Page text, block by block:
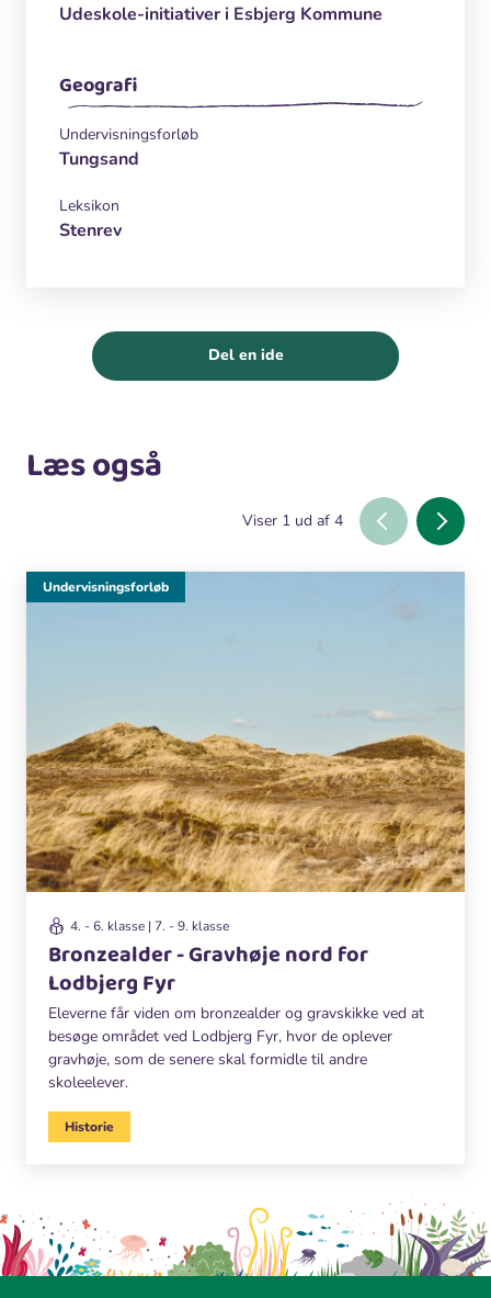
Udeskole-initiativer i Esbjerg Kommune
Geografi
Undervisningsforløb
Tungsand
Leksikon
Stenrev
Del en ide
Læs også
Viser 1 ud af 4
4. - 6. klasse | 7. - 9. klasse
Bronzealder - Gravhøje nord for
Lodbjerg Fyr
Eleverne får viden om bronzealder og gravskikke ved at
besøge området ved Lodbjerg Fyr, hvor de oplever
gravhøje, som de senere skal formidle til andre
skoleelever.
Undervisningsforløb
Historie